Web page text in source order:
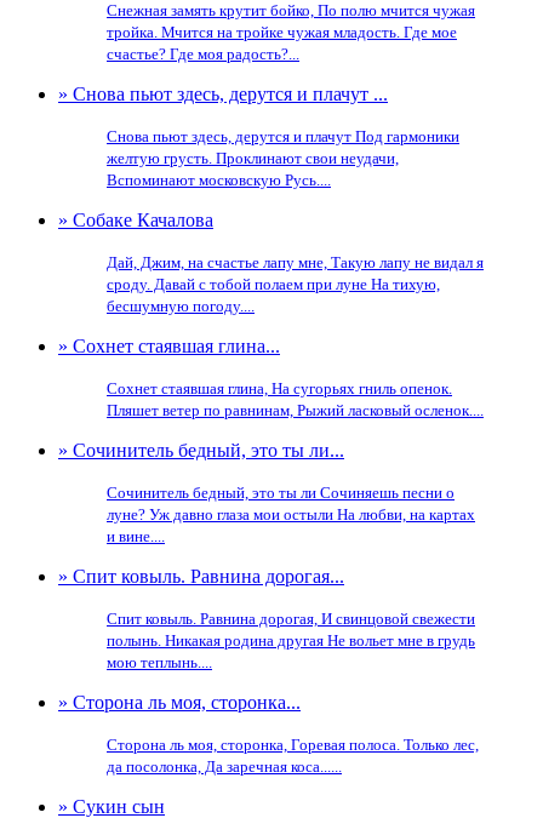
Снежная замять крутит бойко, По полю мчится чужая
тройка. Мчится на тройке чужая младость. Где мое
счастье? Где моя радость?...
» Снова пьют здесь, дерутся и плачут ...
Снова пьют здесь, дерутся и плачут Под гармоники
желтую грусть. Проклинают свои неудачи,
Вспоминают московскую Русь....
» Собаке Качалова
Дай, Джим, на счастье лапу мне, Такую лапу не видал я
сроду. Давай с тобой полаем при луне На тихую,
бесшумную погоду....
» Сохнет стаявшая глина...
Сохнет стаявшая глина, На сугорьях гниль опенок.
Пляшет ветер по равнинам, Рыжий ласковый осленок....
» Сочинитель бедный, это ты ли...
Сочинитель бедный, это ты ли Сочиняешь песни о
луне? Уж давно глаза мои остыли На любви, на картах
и вине....
» Спит ковыль. Равнина дорогая...
Спит ковыль. Равнина дорогая, И свинцовой свежести
полынь. Никакая родина другая Не вольет мне в грудь
мою теплынь....
» Сторона ль моя, сторонка...
Сторона ль моя, сторонка, Горевая полоса. Только лес,
да посолонка, Да заречная коса......
» Сукин сын